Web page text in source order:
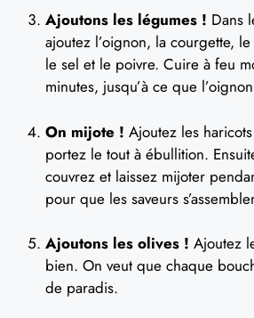
Ajoutons les légumes ! Dans
ajoutez l’oignon, la courgette,
le sel et le poivre. Cuire à feu
minutes, jusqu’à ce que
On mijote ! Ajoutez les
portez le tout à ébullition.
couvrez et laissez mijoter
pour que les saveurs
Ajoutons les olives ! Ajoutez
bien. On veut que chaque
de paradis.